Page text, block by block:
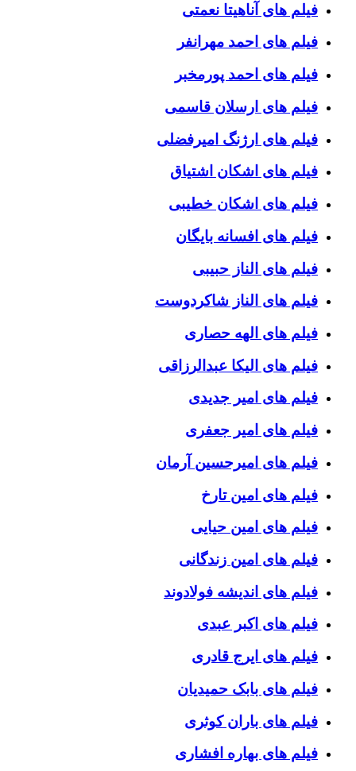
فیلم های آناهیتا نعمتی
فیلم های احمد مهرانفر
فیلم های احمد پورمخبر
فیلم های ارسلان قاسمی
فیلم های ارژنگ امیرفضلی
فیلم های اشکان اشتیاق
فیلم های اشکان خطیبی
فیلم های افسانه بایگان
فیلم های الناز حبیبی
فیلم های الناز شاکردوست
فیلم های الهه حصاری
فیلم های الیکا عبدالرزاقی
فیلم های امیر جدیدی
فیلم های امیر جعفری
فیلم های امیرحسین آرمان
فیلم های امین تارخ
فیلم های امین حیایی
فیلم های امین زندگانی
فیلم های اندیشه فولادوند
فیلم های اکبر عبدی
فیلم های ایرج قادری
فیلم های بابک حمیدیان
فیلم های باران کوثری
فیلم های بهاره افشاری